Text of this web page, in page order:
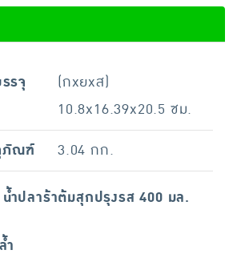
รจุ
(กxยxส)
10.8x16.39x20.5 ซม.
ภัณฑ์
3.04 กก.
ำปลาร้าต้มสุกปรุงรส 400 มล.
ำ